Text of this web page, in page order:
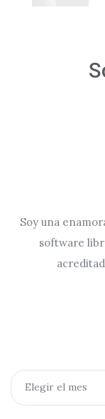
Soy una
software
Archivos
Elegir el mes